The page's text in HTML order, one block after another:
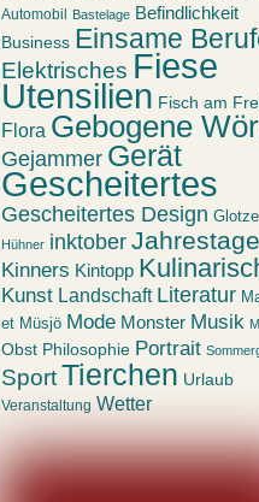
Automobil Bastelage Befindlichkeit
Business Einsame
Elektrisches Fiese
Utensilien Fisch am
Flora Gebogene
Gejammer Gerät
Gescheitertes
Gescheitertes Design Glotze
Hühner inktober Jahrestage
Kinners Kintopp
Kunst Landschaft Literatur
et Müsjö Mode Monster Musik
Obst Philosophie Portrait
SportTierchen Urlaub
Veranstaltung Wetter